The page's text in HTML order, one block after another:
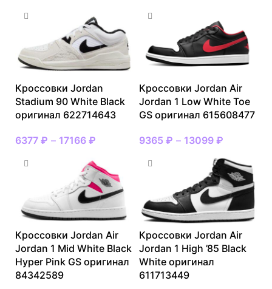
Кроссовки Jordan
Stadium 90 White Black
оригинал 622714643
6377 ₽ – 17166 ₽
Кроссовки Jordan Air
Jordan 1 Low White Toe
GS оригинал 615608477
9365 ₽ – 13099 ₽
Кроссовки Jordan Air
Jordan 1 Mid White Black
Hyper Pink GS оригинал
84342589
Кроссовки Jordan Air
Jordan 1 High ’85 Black
White оригинал
611713449